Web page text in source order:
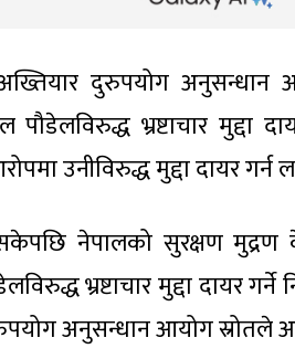
दुरुपयोग अनुसन्धान
पौडेलविरुद्ध भ्रष्टाचार
उनीविरुद्ध मुद्दा दायर गर्न
नेपालको सुरक्षण मुद्रण
भ्रष्टाचार मुद्दा
अनुसन्धान आयोग स्रोतले